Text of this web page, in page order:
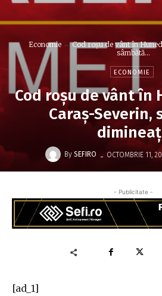
Economie
Cod roşu de vânt în
sâmbătă...
ECONOMIE
Cod roşu de vânt în
Caraş-Severin,
By SEFIRO - OCTOMBRIE 11,
- Publicitate -
[ad_1]